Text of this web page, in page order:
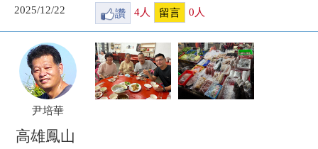
2025/12/22 讚 4人 留言 0 人
尹培華
高雄鳳山